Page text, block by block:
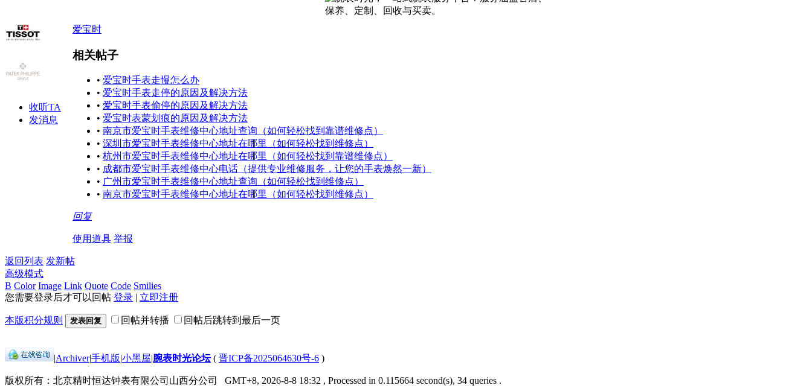
收听TA
发消息
爱宝时
相关帖子
• 爱宝时手表走慢怎么办
• 爱宝时手表走停的原因及解决方法
• 爱宝时手表偷停的原因及解决方法
• 爱宝时表蒙划痕的原因及解决方法
• 南京市爱宝时手表维修中心地址查询（如何轻松找到靠谱维修点）
• 深圳市爱宝时手表维修中心地址在哪里（如何轻松找到维修点）
• 杭州市爱宝时手表维修中心地址在哪里（如何轻松找到靠谱维修点）
• 成都市爱宝时手表维修中心电话（提供专业维修服务，让您的手表焕然一新）
• 广州市爱宝时手表维修中心地址查询（如何轻松找到维修点）
• 南京市爱宝时手表维修中心地址在哪里（如何轻松找到维修点）
回复
使用道具 举报
返回列表 发新帖
高级模式
B Color Image Link Quote Code Smilies
您需要登录后才可以回帖 登录 | 立即注册
本版积分规则 发表回复 回帖并转播 回帖后跳转到最后一页
|Archiver|手机版|小黑屋|腕表时光论坛( 晋ICP备2025064630号-6 )
版权所有：北京精时恒达钟表有限公司山西分公司 GMT+8, 2026-8-8 18:32 , Processed in 0.115664 second(s), 34 queries .